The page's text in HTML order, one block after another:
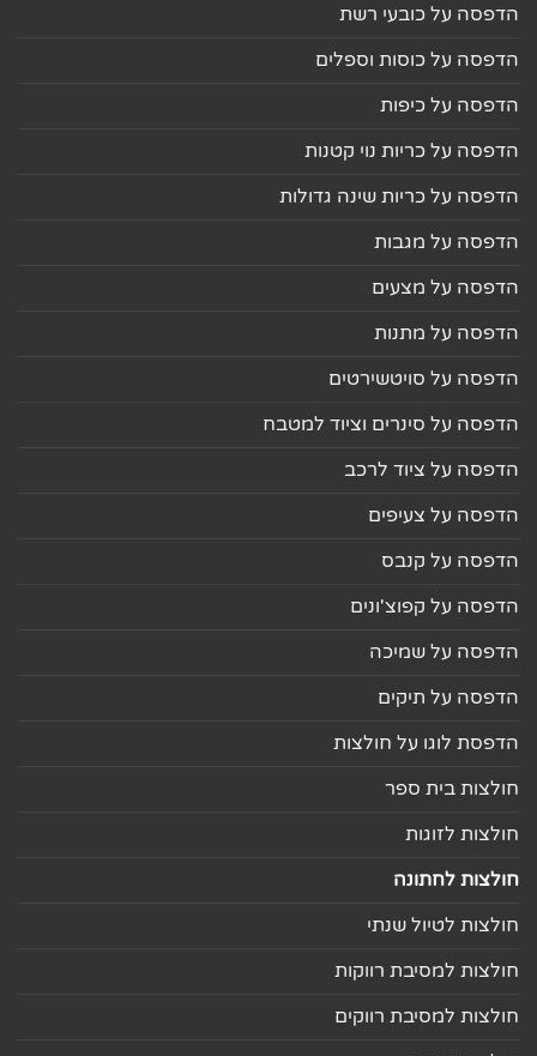
הדפסה על כובעי רשת
הדפסה על כוסות וספלים
הדפסה על כיפות
הדפסה על כריות נוי קטנות
הדפסה על כריות שינה גדולות
הדפסה על מגבות
הדפסה על מצעים
הדפסה על מתנות
הדפסה על סויטשירטים
הדפסה על סינרים וציוד למטבח
הדפסה על ציוד לרכב
הדפסה על צעיפים
הדפסה על קנבס
הדפסה על קפוצ'ונים
הדפסה על שמיכה
הדפסה על תיקים
הדפסת לוגו על חולצות
חולצות בית ספר
חולצות לזוגות
חולצות לחתונה
חולצות לטיול שנתי
חולצות למסיבת רווקות
חולצות למסיבת רווקים